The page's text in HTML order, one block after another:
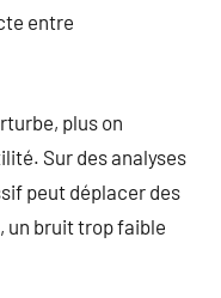
entre
plus on
Sur des analyses
peut déplacer des
un bruit trop faible